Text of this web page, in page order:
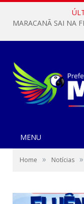
MENU
Home » Notícias »